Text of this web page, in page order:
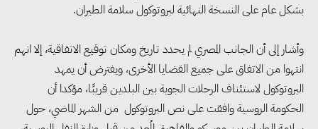
بشكل عام على النسخة النهائية لبروتوكول سلامة الطيران.
وأشار إلى أن الجانب المصري لم يحدد تاريخ ومكان توقيع الاتقاقية، إلا انهم
انتهوا من الاتفاق على جميع القضايا الأخرى، ويفترض أن يمهد
البروتوكول لاستئناف الرحلات الجوية بين البلدين قريبًا، مؤكدا أن
الحكومة الروسية وافقت على نص البروتوكول من الشهر الماضي، حول